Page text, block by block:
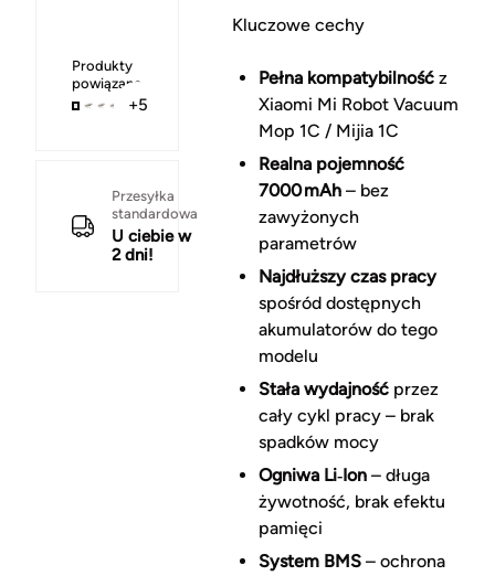
Produkty
powiązane
+5
Przesyłka
standardowa
U ciebie w
2 dni!
Kluczowe cechy
Pełna kompatybilnośćz
Xiaomi Mi Robot Vacuum
Mop 1C / Mijia 1C
Realna pojemność
7000 mAh– bez
zawyżonych
parametrów
Najdłuższy czas pracy
spośród dostępnych
akumulatorów do tego
modelu
Stała wydajnośćprzez
cały cykl pracy – brak
spadków mocy
Ogniwa Li‑Ion– długa
żywotność, brak efektu
pamięci
System BMS– ochrona